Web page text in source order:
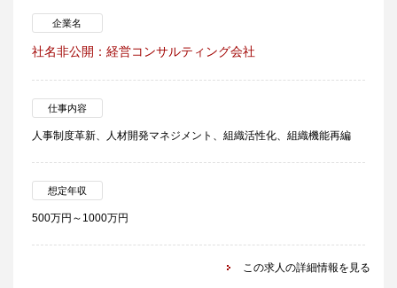
企業名
社名非公開：経営コンサルティング会社
仕事内容
人事制度革新、人材開発マネジメント、組織活性化、組織機能再編
想定年収
500万円～1000万円
この求人の詳細情報を見る